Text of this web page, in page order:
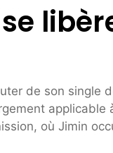
de son single
applicable
où Jimin